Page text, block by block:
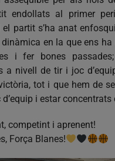
endollats al primer
partit s’ha anat
en la que ens
i fer bones
a nivell de tir i joc
tot i que hem de
i estar
competint i aprenent!
Força Blanes!